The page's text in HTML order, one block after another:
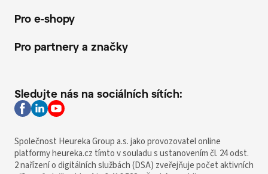
Pro e-shopy
Pro partnery a značky
Sledujte nás na sociálních sítích:
Společnost Heureka Group a.s. jako provozovatel online
platformy heureka.cz tímto v souladu s ustanovením čl. 24 odst.
2 nařízení o digitálních službách (DSA) zveřejňuje počet aktivních